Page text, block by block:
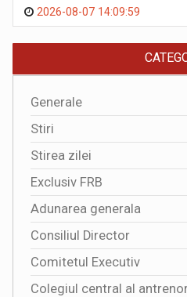
2026-08-07 14:09:59
Generale
Stiri
Stirea zilei
Exclusiv FRB
Adunarea generala
Consiliul Director
Comitetul Executiv
Colegiul central al